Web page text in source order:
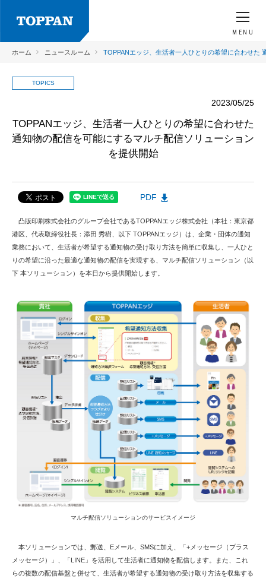
MENU
ホーム ニュースルーム TOPPANエッジ、生活者一人ひとりの希望に合わせた
TOPICS
2023/05/25
TOPPANエッジ、生活者一人ひとりの希望に合わせた
通知物の配信を可能にするマルチ配信ソリューション
を提供開始
PDF
凸版印刷株式会社のグループ会社であるTOPPANエッジ株式会社（本社：東京都
港区、代表取締役社長：添田 秀樹、以下 TOPPANエッジ）は、企業・団体の通知
業務において、生活者が希望する通知物の受け取り方法を簡単に収集し、一人ひと
りの希望に沿った最適な通知物の配信を実現する、マルチ配信ソリューション（以
下 本ソリューション）を本日から提供開始します。
マルチ配信ソリューションのサービスイメージ
本ソリューションでは、郵送、Eメール、SMSに加え、「+メッセージ（プラス
メッセージ）」、「LINE」を活用して生活者に通知物を配信します。また、これ
らの複数の配信基盤と併せて、生活者が希望する通知物の受け取り方法を収集する